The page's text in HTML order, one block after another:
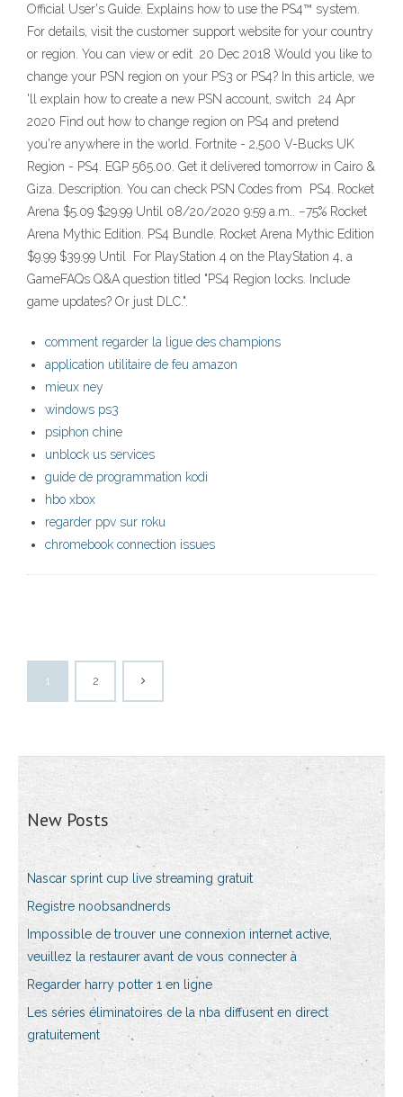
Official User's Guide. Explains how to use the PS4™ system.
For details, visit the customer support website for your country
or region. You can view or edit 20 Dec 2018 Would you like to
change your PSN region on your PS3 or PS4? In this article, we
'll explain how to create a new PSN account, switch 24 Apr
2020 Find out how to change region on PS4 and pretend
you're anywhere in the world. Fortnite - 2,500 V-Bucks UK
Region - PS4. EGP 565.00. Get it delivered tomorrow in Cairo &
Giza. Description. You can check PSN Codes from PS4. Rocket
Arena $5.09 $29.99 Until 08/20/2020 9:59 a.m.. −75% Rocket
Arena Mythic Edition. PS4 Bundle. Rocket Arena Mythic Edition
$9.99 $39.99 Until For PlayStation 4 on the PlayStation 4, a
GameFAQs Q&A question titled "PS4 Region locks. Include
game updates? Or just DLC.".
comment regarder la ligue des champions
application utilitaire de feu amazon
mieux ney
windows ps3
psiphon chine
unblock us services
guide de programmation kodi
hbo xbox
regarder ppv sur roku
chromebook connection issues
1 2
New Posts
Nascar sprint cup live streaming gratuit
Registre noobsandnerds
Impossible de trouver une connexion internet active,
veuillez la restaurer avant de vous connecter à
Regarder harry potter 1 en ligne
Les séries éliminatoires de la nba diffusent en direct
gratuitement